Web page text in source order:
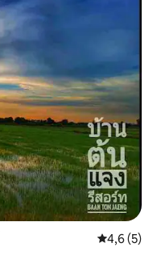
Évaluation
4,6 (5)